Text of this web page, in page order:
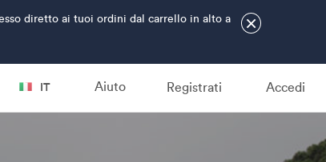
×
diretto ai tuoi ordini dal carrello in alto a
Registrati Accedi
IT Aiuto